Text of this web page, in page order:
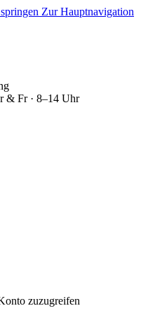
Zur Hauptnavigation
& Fr · 8–14 Uhr
zuzugreifen